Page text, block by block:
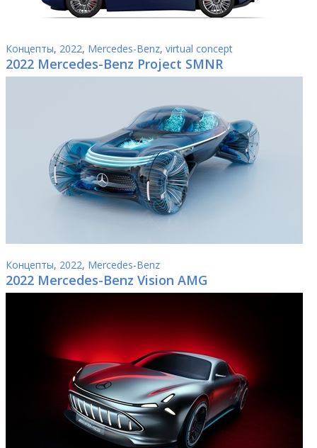
Концепты, 2022, Mercedes-Benz, virtual concept
2022 Mercedes-Benz Project SMNR
Концепты, 2022, Mercedes-Benz
2022 Mercedes-Benz Vision AMG